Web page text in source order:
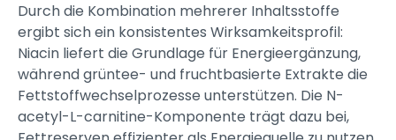
Durch die Kombination mehrerer Inhaltsstoffe
ergibt sich ein konsistentes Wirksamkeitsprofil:
Niacin liefert die Grundlage für Energieergänzung,
während grüntee- und fruchtbasierte Extrakte die
Fettstoffwechselprozesse unterstützen. Die N-
acetyl-L-carnitine-Komponente trägt dazu bei,